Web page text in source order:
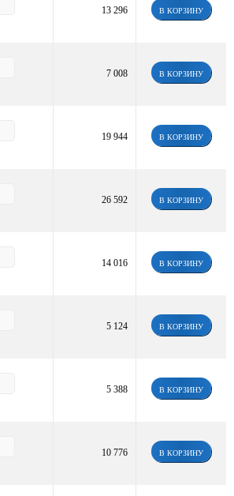
13 296 В КОРЗИНУ
7 008 В КОРЗИНУ
19 944 В КОРЗИНУ
26 592 В КОРЗИНУ
14 016 В КОРЗИНУ
5 124 В КОРЗИНУ
5 388 В КОРЗИНУ
10 776 В КОРЗИНУ